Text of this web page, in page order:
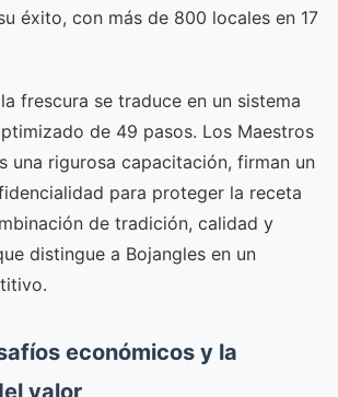
éxito, con más de 800 locales en 17
frescura se traduce en un sistema
de 49 pasos. Los Maestros
una rigurosa capacitación, firman un
para proteger la receta
de tradición, calidad y
distingue a Bojangles en un
económicos y la
valor